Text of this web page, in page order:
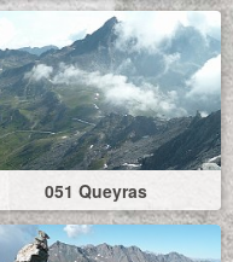
051 Queyras